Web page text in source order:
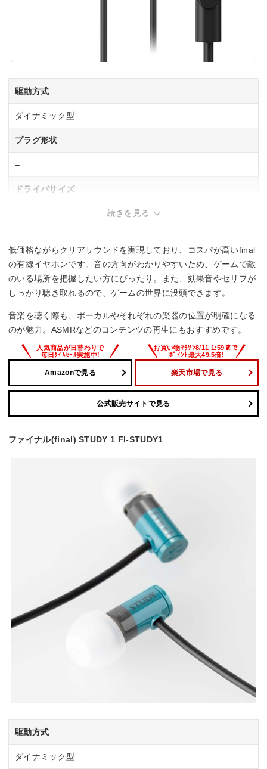
駆動方式
ダイナミック型
プラグ形状
–
ドライバサイズ
1.2m
ハイレゾ
–
リケーブル
–
続きを見る
低価格ながらクリアサウンドを実現しており、コスパが高いfinal
の有線イヤホンです。音の方向がわかりやすいため、ゲームで敵
のいる場所を把握したい方にぴったり。また、効果音やセリフが
しっかり聴き取れるので、ゲームの世界に没頭できます。
音楽を聴く際も、ボーカルやそれぞれの楽器の位置が明確になる
のが魅力。ASMRなどのコンテンツの再生にもおすすめです。
Amazonで見る 楽天市場で見る
公式販売サイトで見る
ファイナル(final) STUDY 1 FI-STUDY1
駆動方式
ダイナミック型